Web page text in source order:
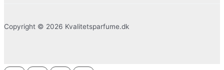
Copyright © 2026 Kvalitetsparfume.dk